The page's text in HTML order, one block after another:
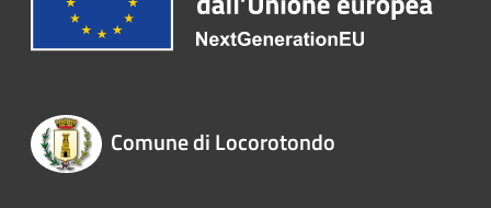
Comune di Locorotondo